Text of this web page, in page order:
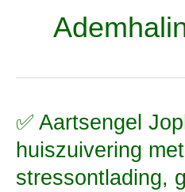
✅ Aartsengel
huiszuivering
stressontlading,
✅
Jophiël
is